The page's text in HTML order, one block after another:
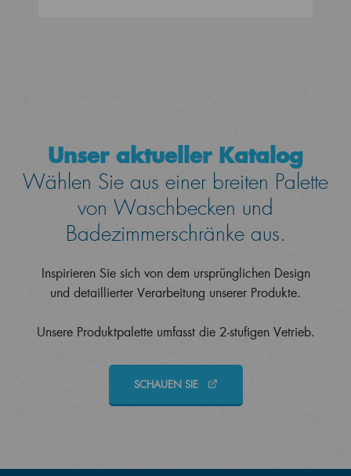
Unser aktueller Katalog
Wählen Sie aus einer breiten Palette
von Waschbecken und
Badezimmerschränke aus.
Inspirieren Sie sich von dem ursprünglichen Design
und detaillierter Verarbeitung unserer Produkte.
Unsere Produktpalette umfasst die 2-stufigen Vetrieb.
SCHAUEN SIE